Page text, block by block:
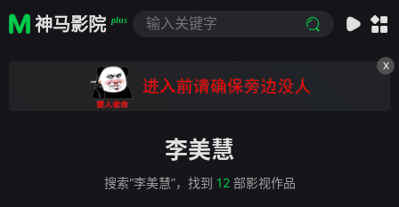
神马影院 plus
X
李美慧
搜索“李美慧”，找到 12部影视作品